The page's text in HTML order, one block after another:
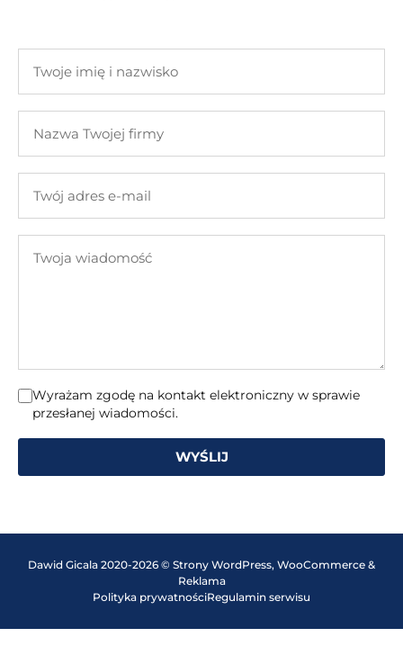
imię
nazwisko
Twojej
adres
mail
wiadomość
Wyrażam zgodę na kontakt elektroniczny w sprawie
przesłanej wiadomości.
WYŚLIJ
Dawid Gicala 2020-2026 © Strony WordPress, WooCommerce &
Reklama
Polityka prywatnościRegulamin serwisu